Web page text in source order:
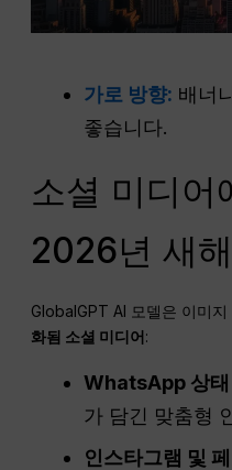
가로 방향: 배너
좋습니다.
소셜 미디어
2026년 새
GlobalGPT AI 모델은 이미
화됨 소셜 미디어:
WhatsApp 상태
가 담긴 맞춤형
인스타그램 및